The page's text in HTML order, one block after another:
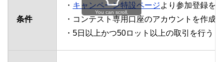
条件
・ キャンペーン特設ページより参加登録を
・コンテスト専用口座のアカウントを作成
・5日以上かつ50ロット以上の取引を行う
You can scroll.